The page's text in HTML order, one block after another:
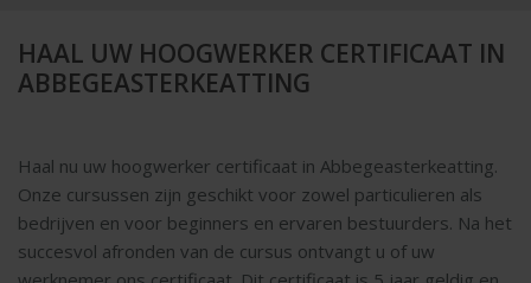
HAAL UW HOOGWERKER CERTIFICAAT IN
ABBEGEASTERKEATTING
Haal nu uw hoogwerker certificaat in Abbegeasterkeatting.
Onze cursussen zijn geschikt voor zowel particulieren als
bedrijven en voor beginners en ervaren bestuurders. Na het
succesvol afronden van de cursus ontvangt u of uw